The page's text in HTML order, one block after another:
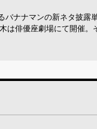
ナナマンの新ネタ披露単
は俳優座劇場にて開催